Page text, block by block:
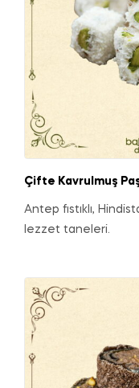
Çifte Kavrulmuş
Antep fıstıklı,
lezzet taneleri.